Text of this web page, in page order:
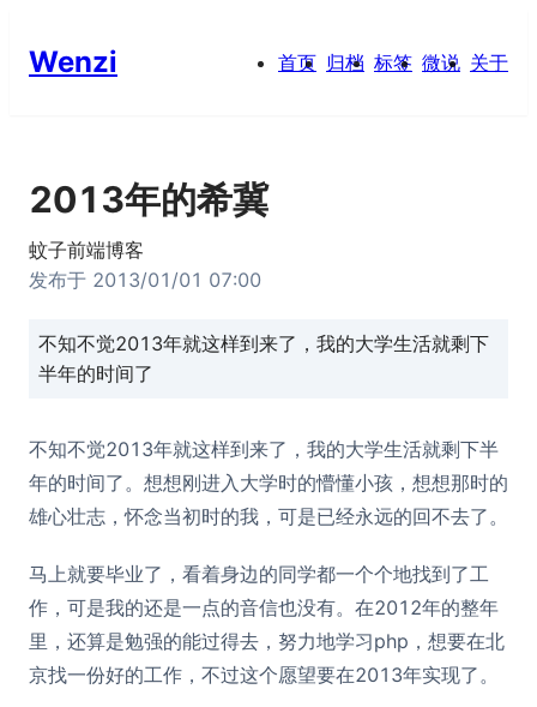
Wenzi 首页 归档 标签 微说 关于
2013年的希冀
蚊子前端博客
发布于 2013/01/01 07:00
不知不觉2013年就这样到来了，我的大学生活就剩下
半年的时间了
不知不觉2013年就这样到来了，我的大学生活就剩下半
年的时间了。想想刚进入大学时的懵懂小孩，想想那时的
雄心壮志，怀念当初时的我，可是已经永远的回不去了。
马上就要毕业了，看着身边的同学都一个个地找到了工
作，可是我的还是一点的音信也没有。在2012年的整年
里，还算是勉强的能过得去，努力地学习php，想要在北
京找一份好的工作，不过这个愿望要在2013年实现了。